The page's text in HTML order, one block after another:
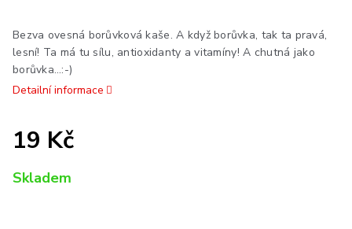
Bezva ovesná borůvková kaše. A když borůvka, tak ta pravá,
lesní! Ta má tu sílu, antioxidanty a vitamíny! A chutná jako
borůvka…:-)
Detailní informace
19 Kč
cena:
Skladem